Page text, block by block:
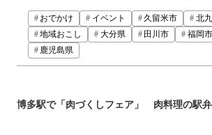
おでかけ イベント 久留米市
北
地域おこし
大分県 田川市 福岡市
鹿児島県
博多駅で「肉づくしフェア」 肉料理の駅弁